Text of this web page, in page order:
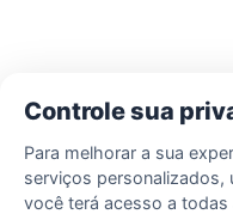
Controle sua
Para melhorar a sua
serviços personalizados,
você terá acesso a